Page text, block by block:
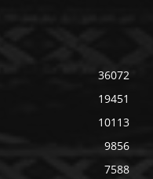
36072
19451
10113
9856
7588